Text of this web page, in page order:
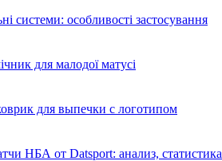
системи: особливості застосування
для малодої матусі
для выпечки с логотипом
НБА от Datsport: анализ,